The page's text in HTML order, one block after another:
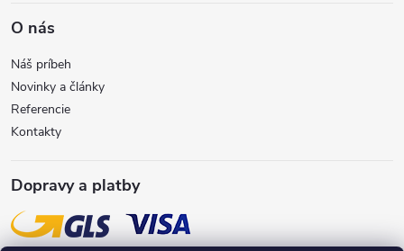
O nás
Náš príbeh
Novinky a články
Referencie
Kontakty
Dopravy a platby